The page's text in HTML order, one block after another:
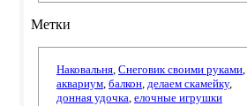
Метки
Наковальня, Снеговик своими руками,
аквариум, балкон, делаем скамейку,
донная удочка, елочные игрушки